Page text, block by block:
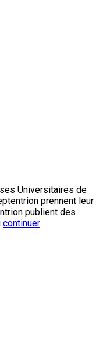
Universitaires de
prennent leur
publient des
continuer